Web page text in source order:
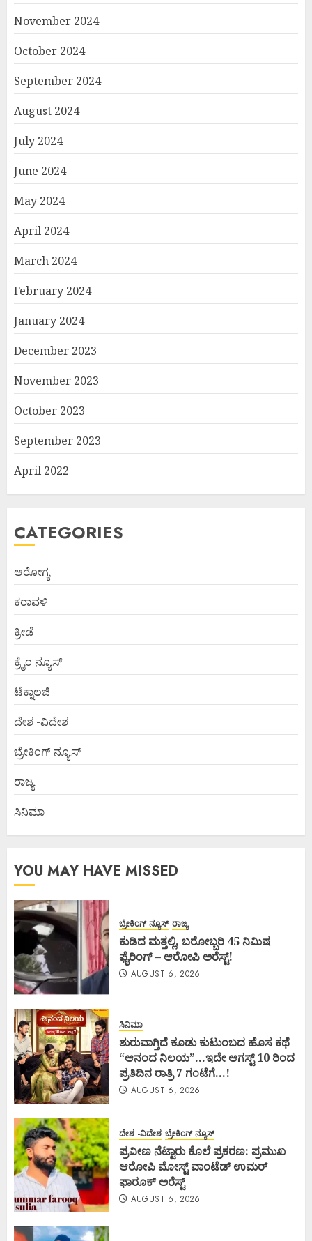
November 2024
October 2024
September 2024
August 2024
July 2024
June 2024
May 2024
April 2024
March 2024
February 2024
January 2024
December 2023
November 2023
October 2023
September 2023
April 2022
CATEGORIES
ಆರೋಗ್ಯ
ಕರಾವಳಿ
ಕ್ರೀಡೆ
ಕ್ರೈಂ ನ್ಯೂಸ್
ಟೆಕ್ನಾಲಜಿ
ದೇಶ -ವಿದೇಶ
ಬ್ರೇಕಿಂಗ್ ನ್ಯೂಸ್
ರಾಜ್ಯ
ಸಿನಿಮಾ
YOU MAY HAVE MISSED
ಬ್ರೇಕಿಂಗ್ ನ್ಯೂಸ್ ರಾಜ್ಯ
ಕುಡಿದ ಮತ್ತಲ್ಲಿ, ಬರೋಬ್ಬರಿ 45 ನಿಮಿಷ
ಫೈರಿಂಗ್ – ಆರೋಪಿ ಅರೆಸ್ಟ್!
AUGUST 6, 2026
ಸಿನಿಮಾ
ಶುರುವಾಗ್ತಿದೆ ಕೂಡು ಕುಟುಂಬದ ಹೊಸ ಕಥೆ
“ಆನಂದ ನಿಲಯ”…ಇದೇ ಆಗಸ್ಟ್ 10 ರಿಂದ
ಪ್ರತಿದಿನ ರಾತ್ರಿ 7 ಗಂಟೆಗೆ…!
AUGUST 6, 2026
ದೇಶ -ವಿದೇಶ ಬ್ರೇಕಿಂಗ್ ನ್ಯೂಸ್
ಪ್ರವೀಣ ನೆಟ್ಟಾರು ಕೊಲೆ ಪ್ರಕರಣ: ಪ್ರಮುಖ
ಆರೋಪಿ ಮೋಸ್ಟ್ ವಾಂಟೆಡ್ ಉಮರ್
ಫಾರೂಕ್ ಅರೆಸ್ಟ್
AUGUST 6, 2026